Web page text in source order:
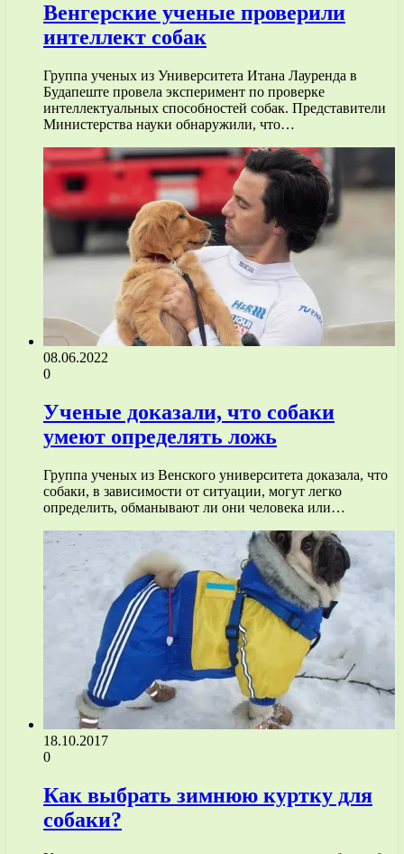
Венгерские ученые проверили
интеллект собак
Группа ученых из Университета Итана Лауренда в
Будапеште провела эксперимент по проверке
интеллектуальных способностей собак. Представители
Министерства науки обнаружили, что…
08.06.2022
0
Ученые доказали, что собаки
умеют определять ложь
Группа ученых из Венского университета доказала, что
собаки, в зависимости от ситуации, могут легко
определить, обманывают ли они человека или…
18.10.2017
0
Как выбрать зимнюю куртку для
собаки?